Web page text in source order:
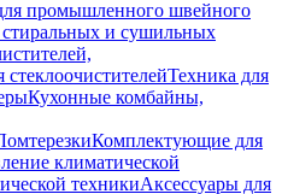
промышленного швейного
стиральных и сушильных
стеклоочистителейТехника для
Кухонные комбайны,
Комплектующие для
климатической
техникиАксессуары для